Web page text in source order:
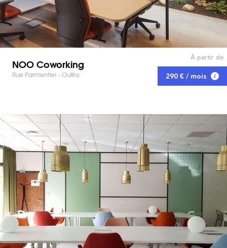
NOO Coworking
Rue Parmentier - Oullins
À partir de
290 € / mois